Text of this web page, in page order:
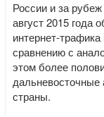
России и за
август 2015 года
интернет-
сравнению с
этом более
страны.